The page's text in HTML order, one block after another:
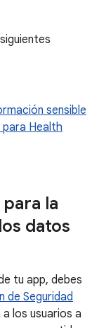
sensible
Health
la
datos
tu app, debes
de Seguridad
los usuarios a